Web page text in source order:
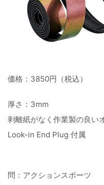
価格：3850円（税込）
厚さ：3mm
剥離紙がなく作業製の良い
Look-in End Plug 付属
問：アクションスポーツ